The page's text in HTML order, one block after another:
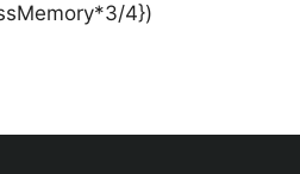
4})